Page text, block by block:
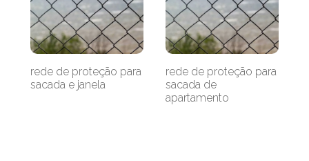
rede de proteção para
sacada e janela
rede de proteção para
sacada de
apartamento